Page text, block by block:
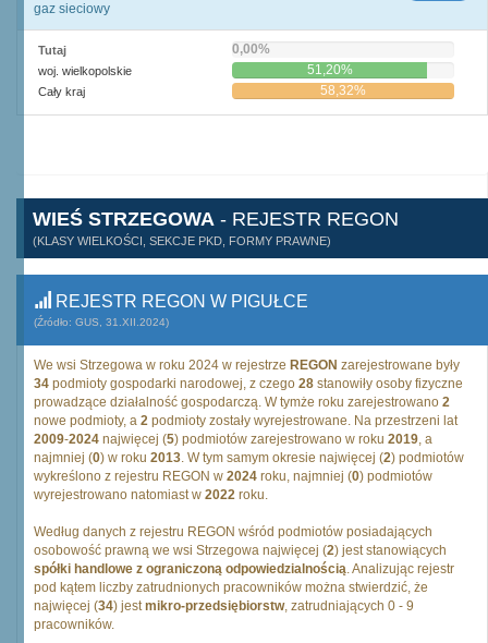
gaz sieciowy
Tutaj 0,00%
woj. wielkopolskie 51,20%
Cały kraj 58,32%
WIEŚ STRZEGOWA - REJESTR REGON
(KLASY WIELKOŚCI, SEKCJE PKD, FORMY PRAWNE)
REJESTR REGON W PIGUŁCE
(Źródło: GUS, 31.XII.2024)
We wsi Strzegowa w roku 2024 w rejestrze REGON zarejestrowane były
34 podmioty gospodarki narodowej, z czego 28 stanowiły osoby fizyczne
prowadzące działalność gospodarczą. W tymże roku zarejestrowano 2
nowe podmioty, a 2 podmioty zostały wyrejestrowane. Na przestrzeni lat
2009-2024 najwięcej (5) podmiotów zarejestrowano w roku 2019, a
najmniej (0) w roku 2013. W tym samym okresie najwięcej (2) podmiotów
wykreślono z rejestru REGON w 2024 roku, najmniej (0) podmiotów
wyrejestrowano natomiast w 2022 roku.
Według danych z rejestru REGON wśród podmiotów posiadających
osobowość prawną we wsi Strzegowa najwięcej (2) jest stanowiących
spółki handlowe z ograniczoną odpowiedzialnością. Analizując rejestr
pod kątem liczby zatrudnionych pracowników można stwierdzić, że
najwięcej (34) jestmikro-przedsiębiorstw, zatrudniających 0 - 9
pracowników.